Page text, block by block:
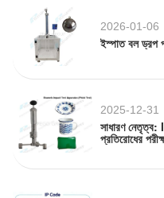
2026-01-06
ইস্পাত বল ড্রপ
2025-12-31
সাধারণ নেতৃত্ব:
প্রতিরোধের